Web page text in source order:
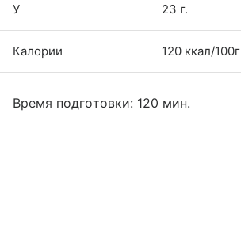
У 23 г.
Калории 120 ккал/100г
Время подготовки: 120 мин.